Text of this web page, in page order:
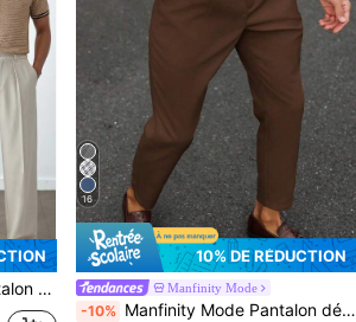
idéal pour le petit ami et le mari
16
10% DE RÉDUCTION
Manfinity Mode
-10% Manfinity Mode Pantalon décontracté pour hommes de couleur unie avec design de boucle de taille, cérémonie, formel